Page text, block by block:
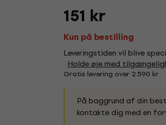
151 kr
Kun på bestilling
Leveringstiden vil blive
Holde øje med
Gratis levering over 2.590 kr
På baggrund af din
kontakte dig med en